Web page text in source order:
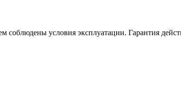
соблюдены условия эксплуатации. Гарантия